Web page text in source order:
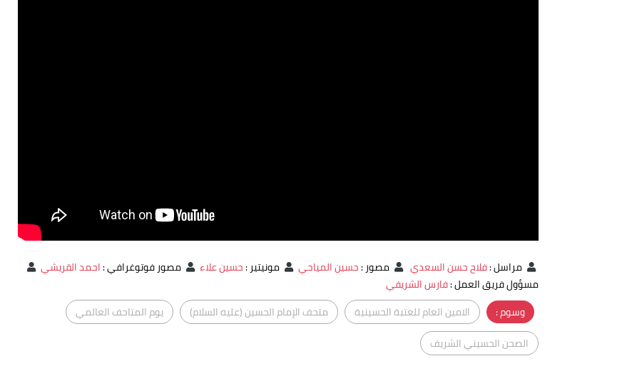
مراسل:فلاح حسن السعدي مصور:حسين المياحي مونيتير:حسين علاء مصور فوتوغرافي:احمد القريشي
مسؤول فريق العمل:فارس الشريفي
وسوم :
الامين العام للعتبة الحسينية متحف الإمام الحسين (عليه السلام)
يوم المتاحف العالمي
الصحن الحسيني الشريف